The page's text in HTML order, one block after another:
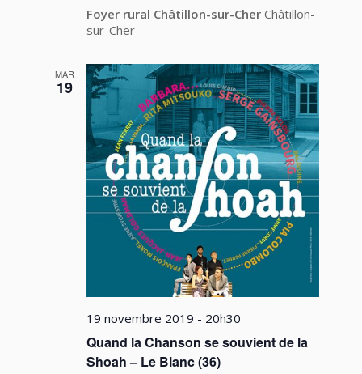
Foyer rural Châtillon-sur-CherChâtillon-
sur-Cher
MAR
19
Quand la Chanson se souvient de la
Shoah – Le Blanc (36)
19 novembre 2019 - 20h30